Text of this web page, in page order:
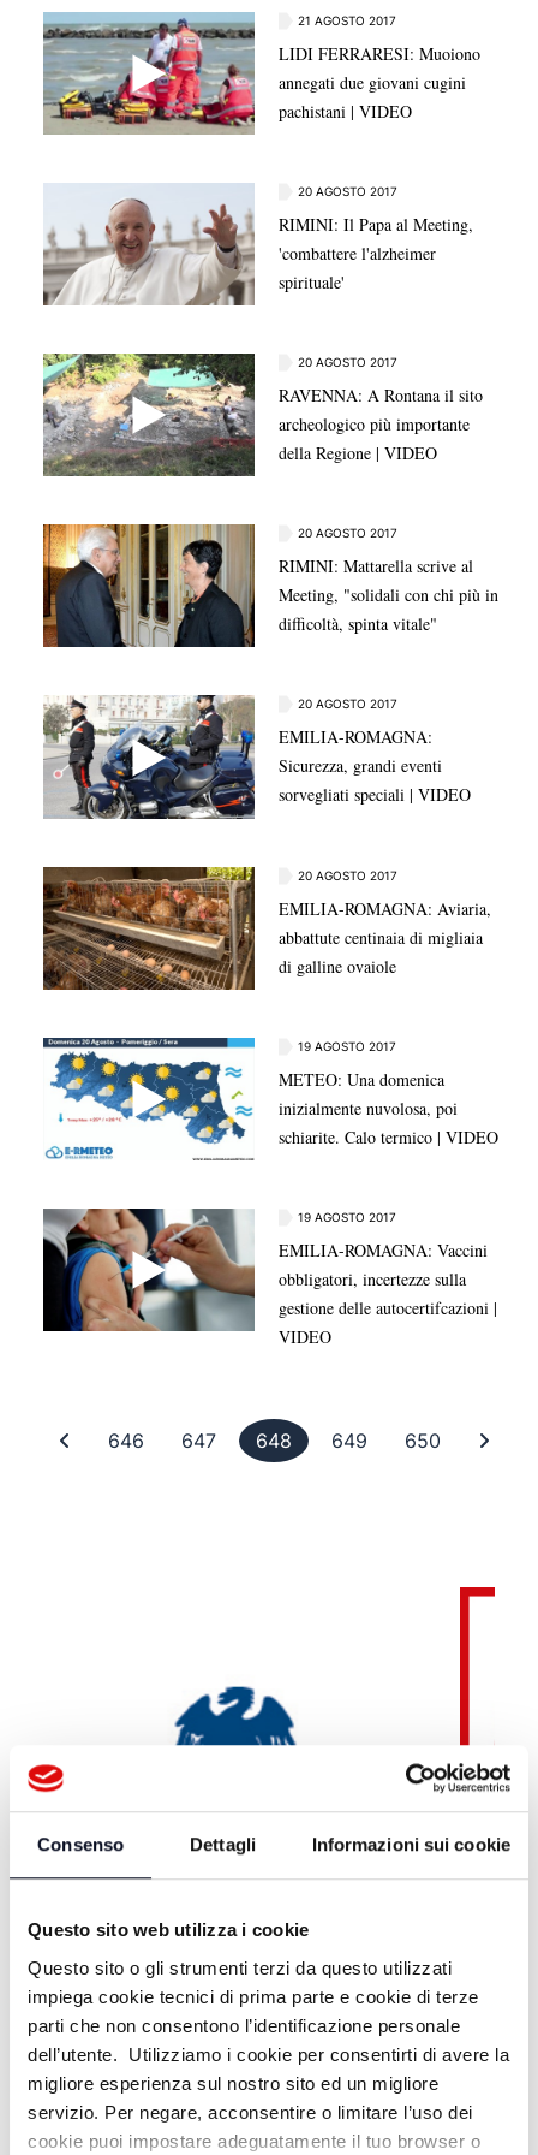
Consenso Dettagli Informazioni sui cookie
Questo sito web utilizza i cookie
Questo sito o gli strumenti terzi da questo utilizzati
impiega cookie tecnici di prima parte e cookie di terze
parti che non consentono l’identificazione personale
dell’utente. Utilizziamo i cookie per consentirti di avere la
migliore esperienza sul nostro sito ed un migliore
servizio. Per negare, acconsentire o limitare l’uso dei
cookie puoi impostare adeguatamente il tuo browser o
contribuire concretamente a preservare una risorsa
fondamentale per l'intera comunità". Per chi viola i
divieti sono previste sanzioni da 150 euro per la prima
infrazione delle utenze domestiche fino a mille euro
dalla terza in poi; per i grandi consumatori e le utenze
euro. Scatterà inoltre una maggiorazione tariffaria di 20
euro per ogni metro cubo consumato oltre i 30 mensili
dalle utenze domestiche.
21 AGOSTO 2017
LIDI FERRARESI: Muoiono
annegati due giovani cugini
pachistani | VIDEO
20 AGOSTO 2017
RIMINI: Il Papa al Meeting,
'combattere l'alzheimer
spirituale'
20 AGOSTO 2017
RAVENNA: A Rontana il sito
archeologico più importante
della Regione | VIDEO
20 AGOSTO 2017
RIMINI: Mattarella scrive al
Meeting, "solidali con chi più in
difficoltà, spinta vitale"
20 AGOSTO 2017
EMILIA-ROMAGNA:
Sicurezza, grandi eventi
sorvegliati speciali | VIDEO
20 AGOSTO 2017
EMILIA-ROMAGNA: Aviaria,
abbattute centinaia di migliaia
di galline ovaiole
19 AGOSTO 2017
METEO: Una domenica
inizialmente nuvolosa, poi
schiarite. Calo termico | VIDEO
19 AGOSTO 2017
EMILIA-ROMAGNA: Vaccini
obbligatori, incertezze sulla
gestione delle autocertifcazioni |
VIDEO
Prima pagina
646Pagina 646
647Pagina 647
648 Pagina 648
649Pagina 649
650Pagina
Teleromagna OnDemand